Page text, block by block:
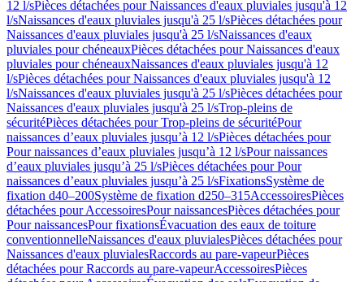
12 l/sPièces détachées pour Naissances d'eaux pluviales jusqu'à 12
l/sNaissances d'eaux pluviales jusqu'à 25 l/sPièces détachées pour
Naissances d'eaux pluviales jusqu'à 25 l/sNaissances d'eaux
pluviales pour chéneauxPièces détachées pour Naissances d'eaux
pluviales pour chéneauxNaissances d'eaux pluviales jusqu'à 12
l/sPièces détachées pour Naissances d'eaux pluviales jusqu'à 12
l/sNaissances d'eaux pluviales jusqu'à 25 l/sPièces détachées pour
Naissances d'eaux pluviales jusqu'à 25 l/sTrop-pleins de
sécuritéPièces détachées pour Trop-pleins de sécuritéPour
naissances d’eaux pluviales jusqu’à 12 l/sPièces détachées pour
Pour naissances d’eaux pluviales jusqu’à 12 l/sPour naissances
d’eaux pluviales jusqu’à 25 l/sPièces détachées pour Pour
naissances d’eaux pluviales jusqu’à 25 l/sFixationsSystème de
fixation d40–200Système de fixation d250–315AccessoiresPièces
détachées pour AccessoiresPour naissancesPièces détachées pour
Pour naissancesPour fixationsÉvacuation des eaux de toiture
conventionnelleNaissances d'eaux pluvialesPièces détachées pour
Naissances d'eaux pluvialesRaccords au pare-vapeurPièces
détachées pour Raccords au pare-vapeurAccessoiresPièces